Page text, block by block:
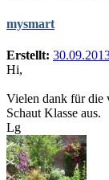
mysmart
Erstellt:
Hi,
Vielen dank für die
Schaut Klasse aus.
Lg